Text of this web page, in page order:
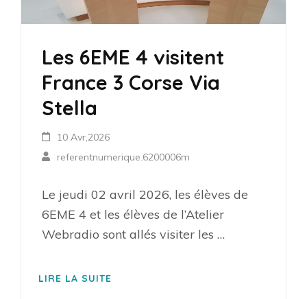
Les 6EME 4 visitent
France 3 Corse Via
Stella
10 Avr,2026
referentnumerique.6200006m
Le jeudi 02 avril 2026, les élèves de
6EME 4 et les élèves de l’Atelier
Webradio sont allés visiter les …
LIRE LA SUITE